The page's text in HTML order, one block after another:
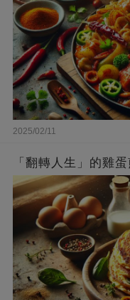
2025/02/11
「翻轉人生」的雞